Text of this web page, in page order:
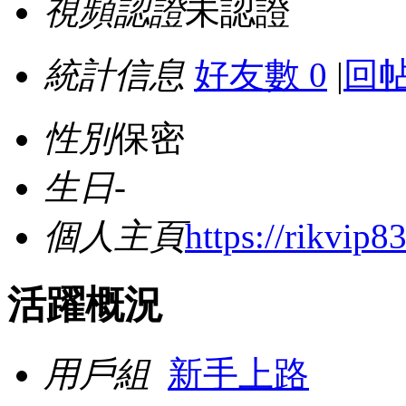
視頻認證未認證
統計信息 好友數 0 | 回
性別保密
生日-
個人主頁https://
活躍概況
用戶組 新手上路